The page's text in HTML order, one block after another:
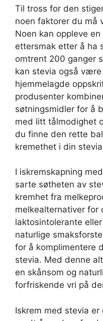
Til tross for den
noen faktorer du må
Noen kan oppleve
ettersmak etter å ha
omtrent 200 ganger
kan stevia også
hjemmelagde
produsenter
søtningsmidler for å
med litt tålmodighet
du finne den rette
kremethet i din
I iskremskapning
sarte søtheten av
kremhet fra
melkealternativer for
laktosintolerante
naturlige
for å komplimentere
stevia. Med denne
en skånsom og
forfriskende vri på
Iskrem med stevia